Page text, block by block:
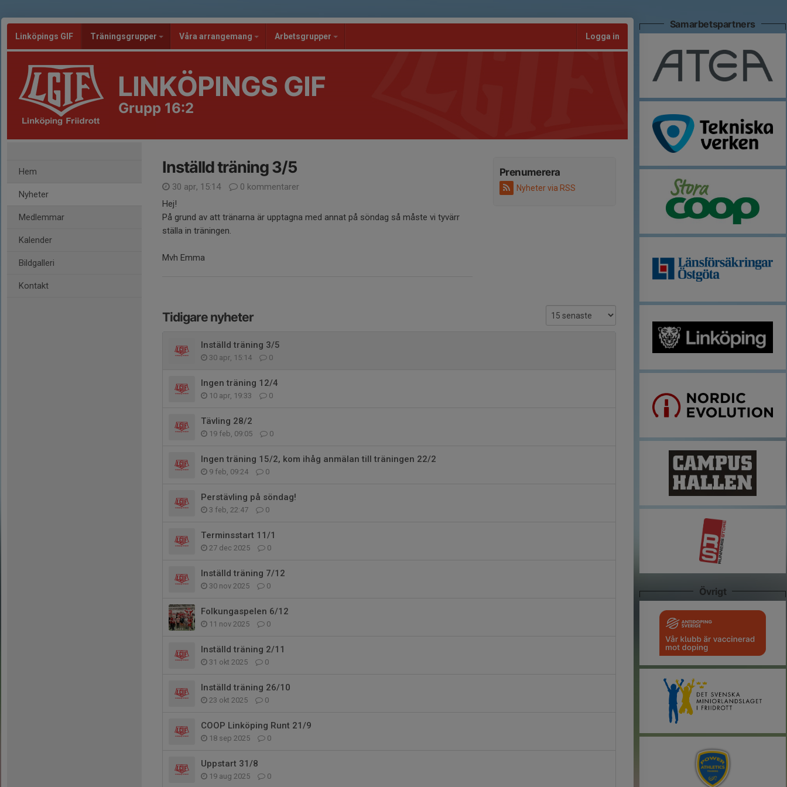
Linköpings GIF Träningsgrupper Våra arrangemang Arbetsgrupper Logga in
LINKÖPINGS GIF
Grupp 16:2
Hem
Nyheter
Medlemmar
Kalender
Bildgalleri
Kontakt
Prenumerera
Nyheter via RSS
Inställd träning 3/5
30 apr, 15:14
0 kommentarer
Hej!
På grund av att tränarna är upptagna med annat på söndag så måste vi tyvärr
ställa in träningen.
Mvh Emma
Tidigare nyheter
Inställd träning 3/5
30 apr, 15:14 0
Ingen träning 12/4
10 apr, 19:33 0
Tävling 28/2
19 feb, 09:05 0
Ingen träning 15/2, kom ihåg anmälan till träningen 22/2
9 feb, 09:24 0
Perstävling på söndag!
3 feb, 22:47 0
Terminsstart 11/1
27 dec 2025 0
Inställd träning 7/12
30 nov 2025 0
Folkungaspelen 6/12
11 nov 2025 0
Inställd träning 2/11
31 okt 2025 0
Inställd träning 26/10
23 okt 2025 0
COOP Linköping Runt 21/9
18 sep 2025 0
Uppstart 31/8
19 aug 2025 0
Samarbetspartners
Övrigt